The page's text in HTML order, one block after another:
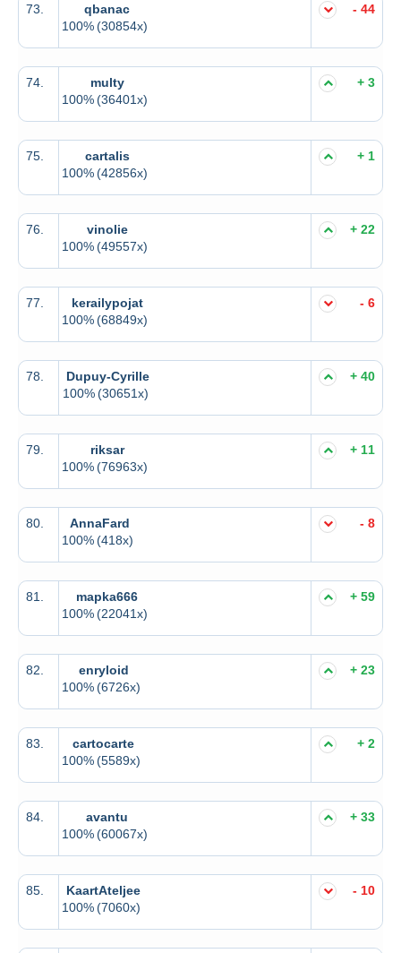
73.
qbanac
100%(30854x)
- 44
74.
multy
100%(36401x)
+ 3
75.
cartalis
100%(42856x)
+ 1
76.
vinolie
100%(49557x)
+ 22
77.
kerailypojat
100%(68849x)
- 6
78.
Dupuy-Cyrille
100%(30651x)
+ 40
79.
riksar
100%(76963x)
+ 11
80.
AnnaFard
100%(418x)
- 8
81.
mapka666
100%(22041x)
+ 59
82.
enryloid
100%(6726x)
+ 23
83.
cartocarte
100%(5589x)
+ 2
84.
avantu
100%(60067x)
+ 33
85.
KaartAteljee
100%(7060x)
- 10